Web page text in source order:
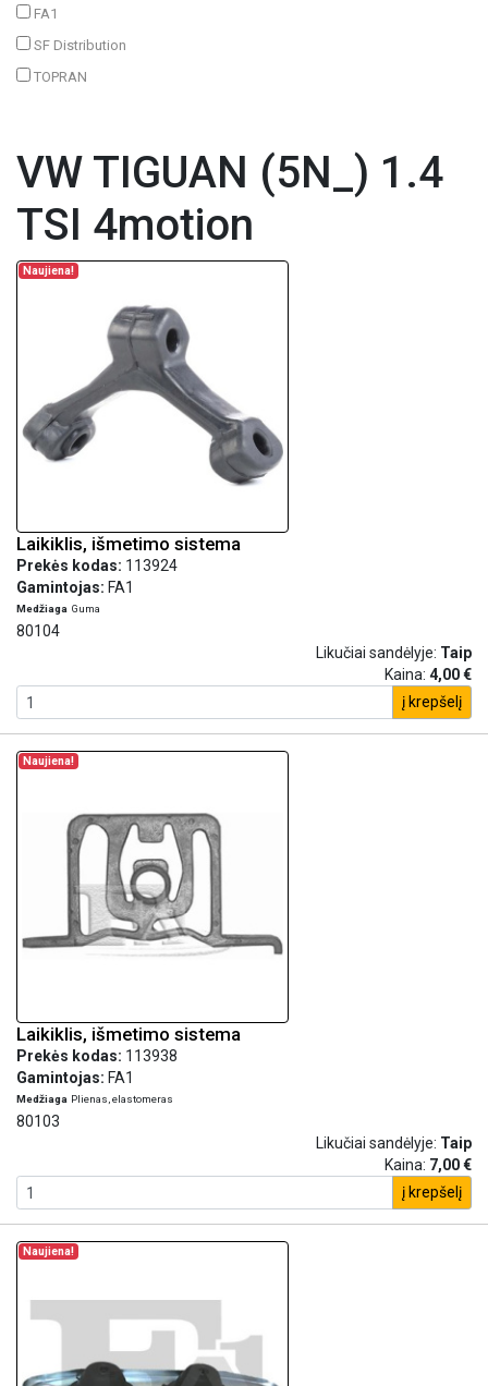
FA1
SF Distribution
TOPRAN
VW TIGUAN (5N_) 1.4
TSI 4motion
Naujiena!
Laikiklis, išmetimo sistema
Prekės kodas: 113924
Gamintojas: FA1
Medžiaga Guma
80104
Likučiai sandėlyje: Taip
Kaina: 4,00 €
į krepšelį
Naujiena!
Laikiklis, išmetimo sistema
Prekės kodas: 113938
Gamintojas: FA1
Medžiaga Plienas, elastomeras
80103
Likučiai sandėlyje: Taip
Kaina: 7,00 €
į krepšelį
Naujiena!